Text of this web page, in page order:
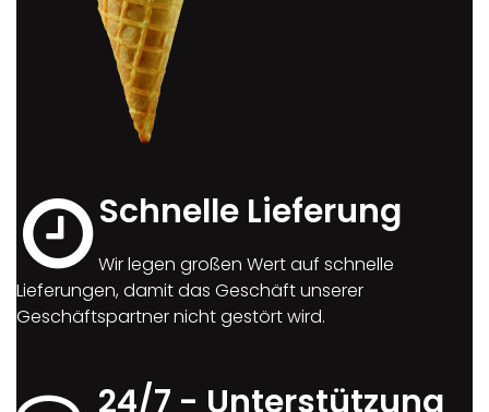
Schnelle Lieferung
Wir legen großen Wert auf schnelle
Lieferungen, damit das Geschäft unserer
Geschäftspartner nicht gestört wird.
24/7 - Unterstützung